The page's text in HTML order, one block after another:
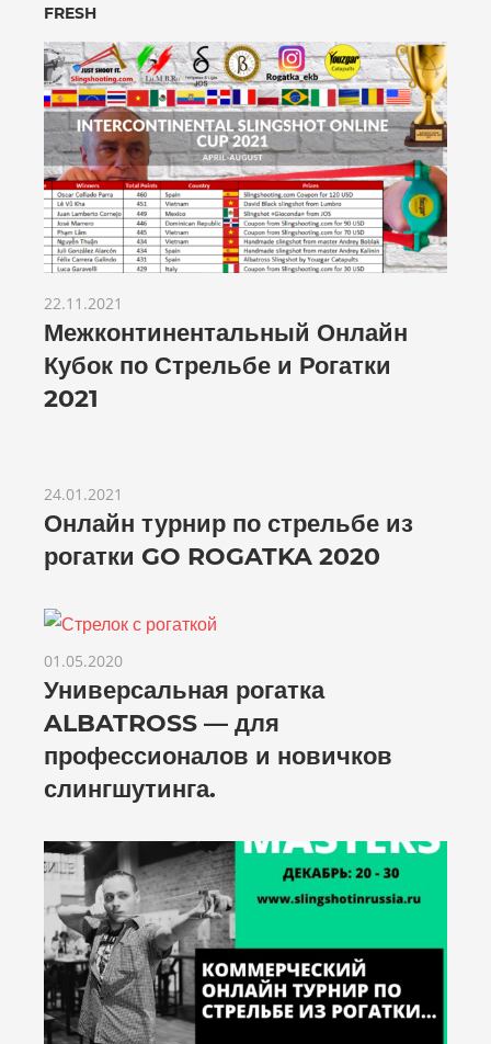
FRESH
22.11.2021
Межконтинентальный Онлайн
Кубок по Стрельбе и Рогатки
2021
24.01.2021
Онлайн турнир по стрельбе из
рогатки GO ROGATKA 2020
01.05.2020
Универсальная рогатка
ALBATROSS — для
профессионалов и новичков
слингшутинга.